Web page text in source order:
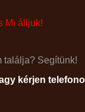
Mi álljuk!
találja? Segítünk!
kérjen